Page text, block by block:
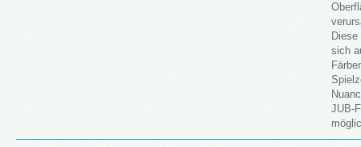
sich
JUB-